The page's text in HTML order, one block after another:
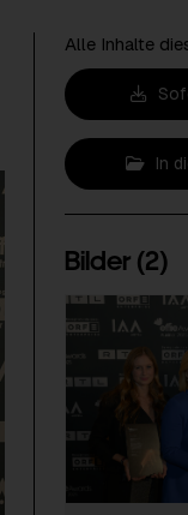
Alle Inhalte
In
Bilder (2)